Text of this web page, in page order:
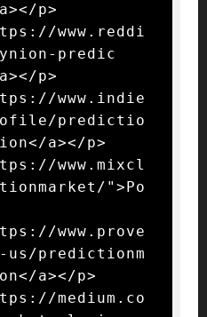
p>
www.reddi
predic
p>
www.indie
predictio
a></p>
www.mixcl
">Po
www.prove
us/predictionm
a></p>
medium.co